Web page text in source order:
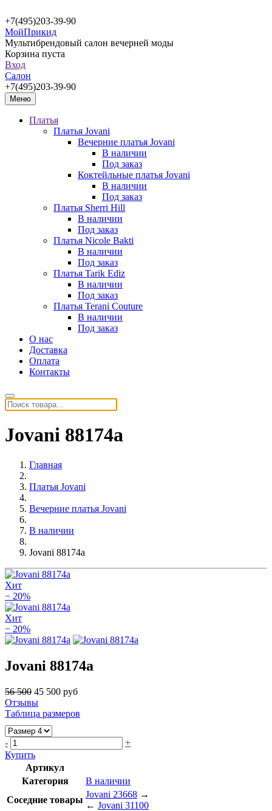
+7(495)203-39-90
МойПрикид
Мультибрендовый салон вечерней моды
Корзина пуста
Вход
Салон
+7(495)203-39-90
Меню
Платья
Платья Jovani
Вечерние платья Jovani
В наличии
Под заказ
Коктейльные платья Jovani
В наличии
Под заказ
Платья Sherri Hill
В наличии
Под заказ
Платья Nicole Bakti
В наличии
Под заказ
Платья Tarik Ediz
В наличии
Под заказ
Платья Terani Couture
В наличии
Под заказ
О нас
Доставка
Оплата
Контакты
Jovani 88174a
Главная
Платья Jovani
Вечерние платья Jovani
В наличии
Jovani 88174a
Хит
− 20%
Хит
− 20%
Jovani 88174a
56 500 45 500 руб
Отзывы
Таблица размеров
-
+
Купить
Артикул
Категория
В наличии
Соседние товары
Jovani 23668 →
← Jovani 31100